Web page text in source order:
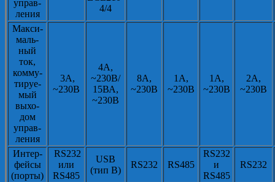
управ-
ления
4/4
Макси-
маль-
ный
ток,
комму-
тируе-
мый
выхо-
дом
управ-
ления
3А,
~230В
4А,
~230В/
15ВА,
~230В
8А,
~230В
1А,
~230В
1А,
~230В
2А,
~230В
Интер-
фейсы
(порты)
RS232
или
RS485
USB
(тип В)
RS232 RS485
RS232
и
RS485
RS232